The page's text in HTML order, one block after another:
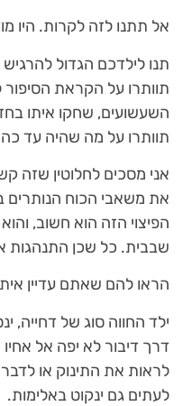
אל תתנו לזה לקרות. היו
תנו לילדכם הגדול
תוותרו על הקראת הסיפור
השעשועים, שחקו איתו
תוותרו על מה שהיה עד
אני מסכים לחלוטין שזה
את משאבי הכוח הנותרים
הפיצוי הזה הוא חשוב,
שבבית. כל שכן התנהגות
הראו להם שאתם עדיין
ילד החווה סוג של
דרך דיבור לא יפה אל
לראות את התינוק או לדבר
לעתים גם ינקוט באלימות.